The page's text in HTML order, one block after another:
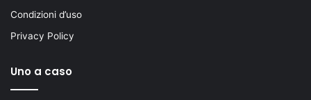
Condizioni d’uso
Privacy Policy
Uno a caso